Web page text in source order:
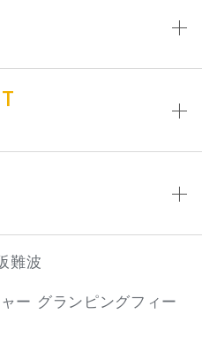
難波
ー グランピングフィー